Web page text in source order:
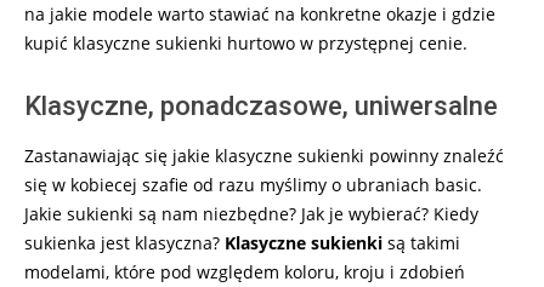
na jakie modele warto stawiać na konkretne okazje i gdzie
kupić klasyczne sukienki hurtowo w przystępnej cenie.
Klasyczne, ponadczasowe, uniwersalne
Zastanawiając się jakie klasyczne sukienki powinny znaleźć
się w kobiecej szafie od razu myślimy o ubraniach basic.
Jakie sukienki są nam niezbędne? Jak je wybierać? Kiedy
sukienka jest klasyczna? Klasyczne sukienki są takimi
modelami, które pod względem koloru, kroju i zdobień